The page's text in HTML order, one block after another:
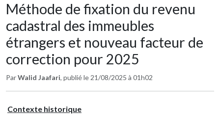
Méthode de fixation du revenu
cadastral des immeubles
étrangers et nouveau facteur de
correction pour 2025
ParWalid Jaafari, publié le 21/08/2025 à 01h02
Contexte historique